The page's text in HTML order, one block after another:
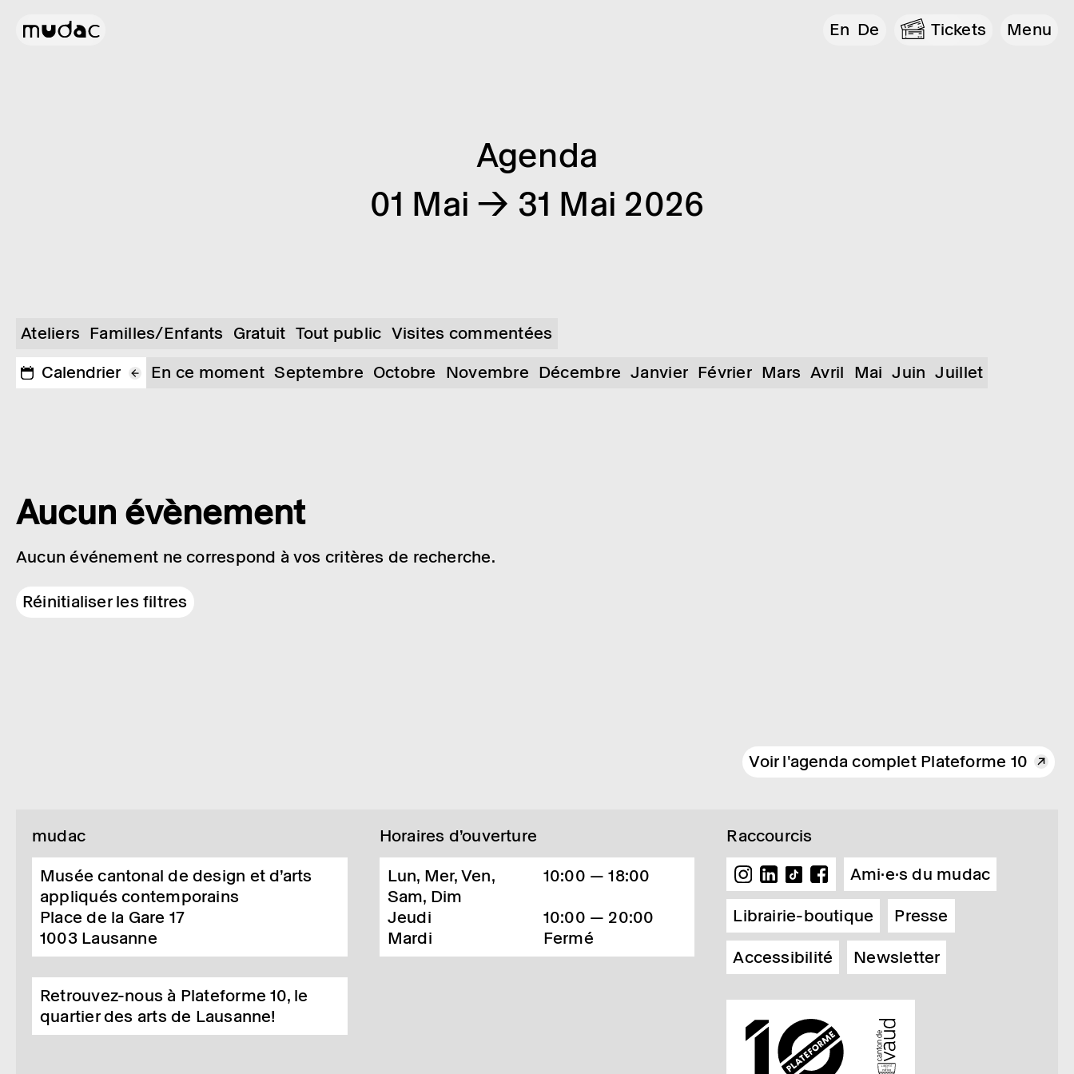
En De Tickets Menu
Agenda
01 Mai → 31 Mai 2026
Ateliers Familles/Enfants Gratuit Tout public Visites commentées
Calendrier
En ce moment Septembre Octobre Novembre Décembre Janvier Février Mars Avril Mai Juin Juillet
Aucun évènement
Aucun événement ne correspond à vos critères de recherche.
Réinitialiser les filtres
Voir l'agenda complet Plateforme 10
mudac
Musée cantonal de design et d’arts
appliqués contemporains
Place de la Gare 17
1003 Lausanne
Retrouvez-nous à Plateforme 10, le
quartier des arts de Lausanne!
Horaires d’ouverture
Lun, Mer, Ven,
Sam, Dim
10:00 — 18:00
Jeudi
10:00 — 20:00
Mardi
Fermé
Raccourcis
Ami·e·s du mudac
Librairie-boutique
Presse
Accessibilité
Newsletter